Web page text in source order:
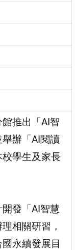
推出「AI智
辦「AI閱讀
學生及家長
發「AI智慧
相關研習，
永續發展目